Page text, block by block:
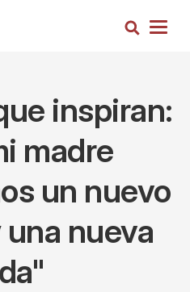
Busca
inspiran:
madre
un nuevo
nueva